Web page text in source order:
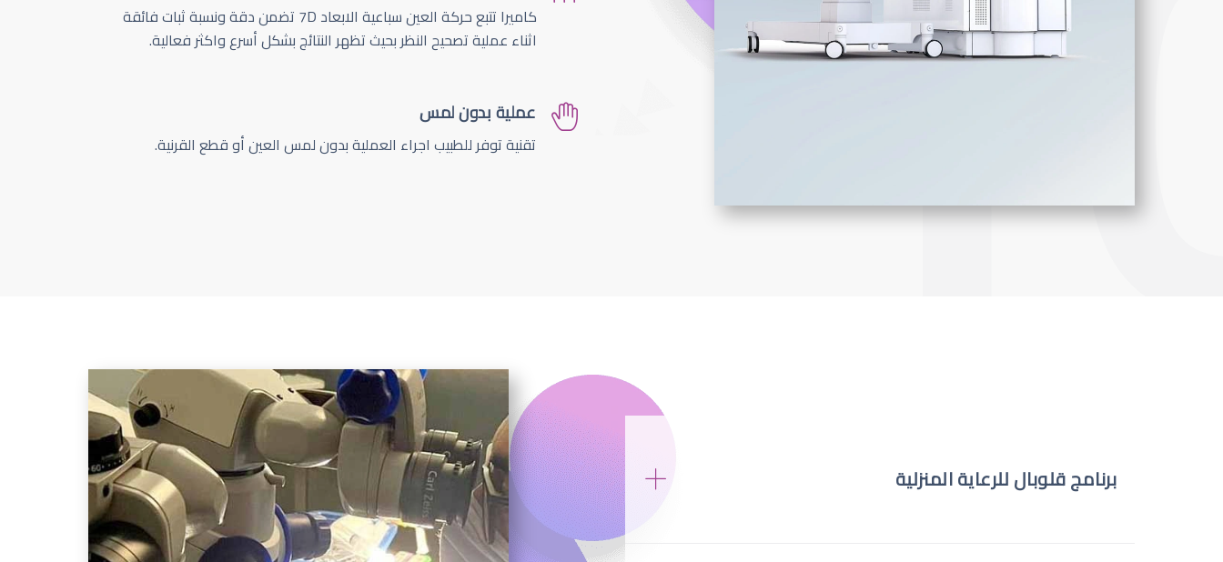
كاميرا تتبع حركة العين سباعية الابعاد 7D تضمن دقة ونسبة ثبات فائقة
اثناء عملية تصحيح النظر بحيث تظهر النتائج بشكل أسرع واكثر فعالية.
عملية بدون لمس
تقنية توفر للطبيب اجراء العملية بدون لمس العين أو قطع القرنية.
برنامج قلوبال للرعاية المنزلية